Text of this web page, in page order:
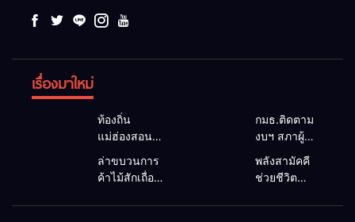
เรื่องมาใหม่
ท้องถิ่น
แม่ฮ่องสอน
ประชาชน นา
ยกฯ อบต.-
กำนัน ยื่น
กมธ.ติดตาม
งบฯ สภาผู้
แม่สะเรียง ถก
แนวทาง
บริหารงบ
ล่าขบวนการ
ค้าไม้สักเถื่อน
แม่ลาน้อย เจอ
พลังสามัคคี
ช่วยชีวิต
ชาวบ้าน ดึง